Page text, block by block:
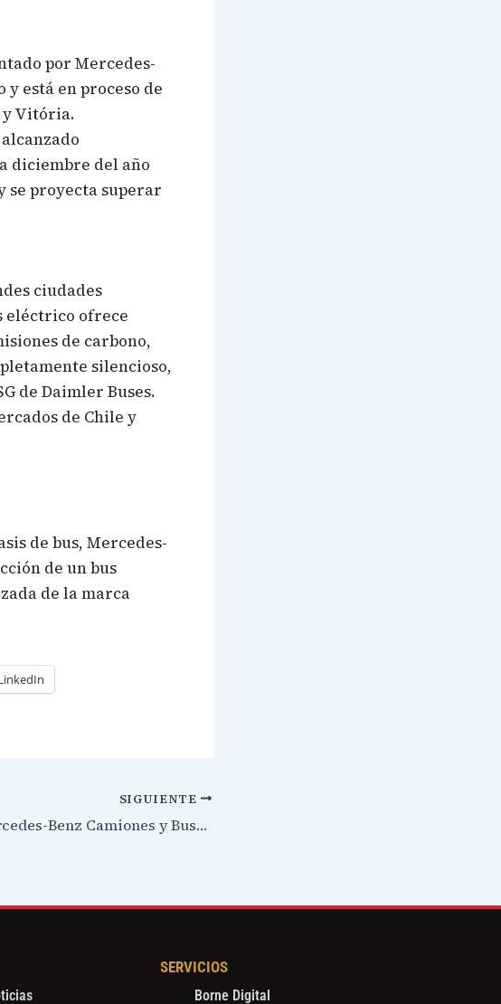
por Mercedes-
y está en proceso de
y Vitória.
diciembre del año
se proyecta superar
ciudades
eléctrico ofrece
de carbono,
silencioso,
de Daimler Buses.
de Chile y
de bus, Mercedes-
de un bus
de la marca
SIGUIENTE
Mercedes-Benz Camiones y Buses celebra las 8000 piezas REMAN entregadas
SERVICIOS
Borne Digital